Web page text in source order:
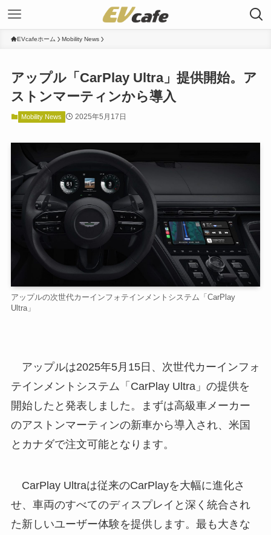
EVcafeホーム Mobility News
アップル「CarPlay Ultra」提供開始。ア
ストンマーティンから導入
Mobility News 2025年5月17日
アップルの次世代カーインフォテインメントシステム「CarPlay
Ultra」
アップルは2025年5月15日、次世代カーインフォ
テインメントシステム「CarPlay Ultra」の提供を
開始したと発表しました。まずは高級車メーカー
のアストンマーティンの新車から導入され、米国
とカナダで注文可能となります。
CarPlay Ultraは従来のCarPlayを大幅に進化さ
せ、車両のすべてのディスプレイと深く統合され
た新しいユーザー体験を提供します。最も大きな